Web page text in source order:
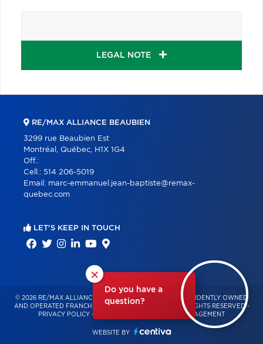
LEGAL NOTE
×
Do you have a
question?
RE/MAX ALLIANCE BEAUBIEN
3299 rue Beaubien Est
Montréal, Québec, H1X 1G4
Off.:
Cell.: 514 206-5019
Email: marc-emmanuel.jean-baptiste@remax-
quebec.com
LET'S KEEP IN TOUCH
© 2026 RE/MAX ALLIANCE & PRO-COMMERCIAL – INDEPENDENTLY OWNED
AND OPERATED FRANCHISE OF RE/MAX QUÉBEC – ALL RIGHTS RESERVED -
PRIVACY POLICY - CONSENT MANAGEMENT
WEBSITE BY